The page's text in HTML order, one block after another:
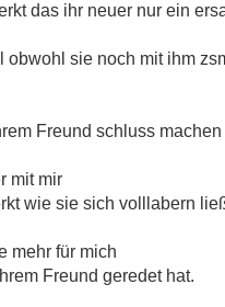
das ihr neuer nur ein
sie noch mit ihm
Freund schluss
mit mir
wie sie sich volllabern
mehr für mich
Freund geredet hat.